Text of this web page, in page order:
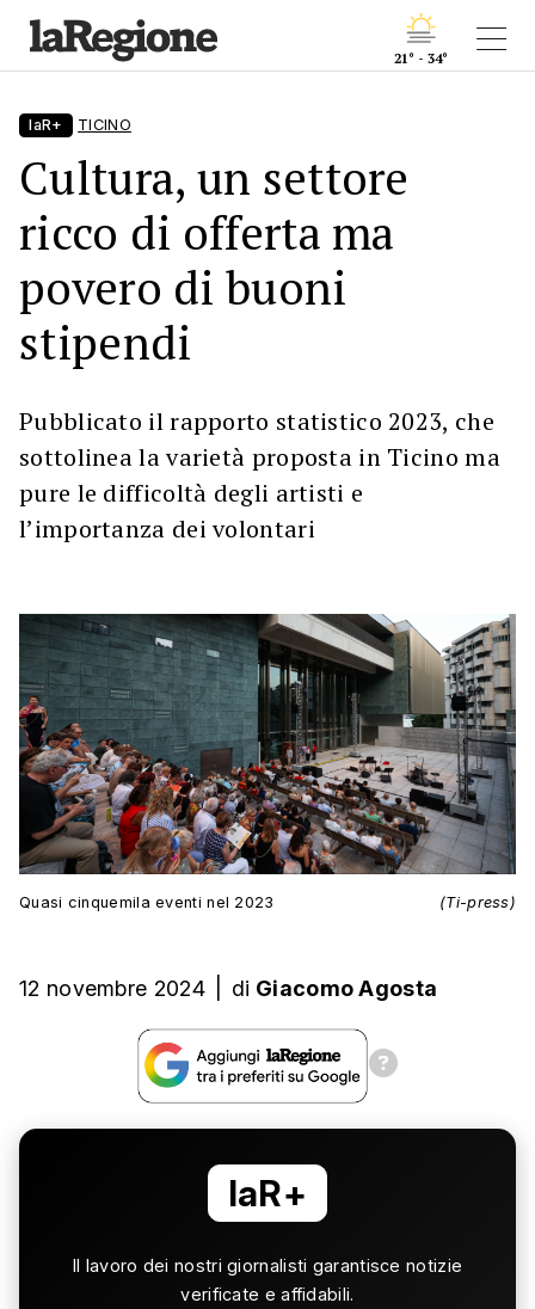
21° - 34°
laR+ TICINO
Cultura, un settore
ricco di offerta ma
povero di buoni
stipendi
Pubblicato il rapporto statistico 2023, che
sottolinea la varietà proposta in Ticino ma
pure le difficoltà degli artisti e
l’importanza dei volontari
Quasi cinquemila eventi nel 2023 (Ti-press)
12 novembre 2024 di Giacomo Agosta
laR+
Il lavoro dei nostri giornalisti garantisce notizie
verificate e affidabili.